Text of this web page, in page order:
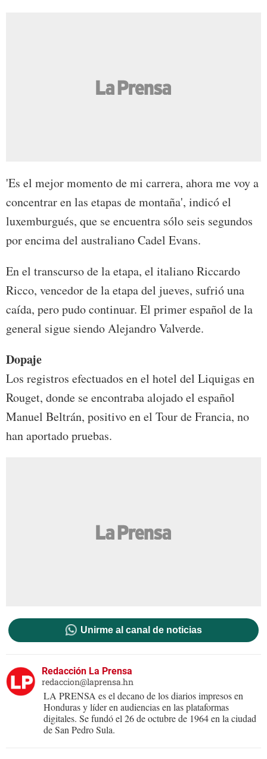
'Es el mejor momento de mi carrera, ahora me voy a
concentrar en las etapas de montaña', indicó el
luxemburgués, que se encuentra sólo seis segundos
por encima del australiano Cadel Evans.
En el transcurso de la etapa, el italiano Riccardo
Ricco, vencedor de la etapa del jueves, sufrió una
caída, pero pudo continuar. El primer español de la
general sigue siendo Alejandro Valverde.
Dopaje
Los registros efectuados en el hotel del Liquigas en
Rouget, donde se encontraba alojado el español
Manuel Beltrán, positivo en el Tour de Francia, no
han aportado pruebas.
Unirme al canal de noticias
Redacción La Prensa
redaccion@laprensa.hn
LA PRENSA es el decano de los diarios impresos en
Honduras y líder en audiencias en las plataformas
digitales. Se fundó el 26 de octubre de 1964 en la ciudad
de San Pedro Sula.